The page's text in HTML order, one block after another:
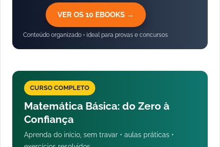
VER OS 10 EBOOKS →
Conteúdo organizado • ideal para provas e concursos
CURSO COMPLETO
Matemática Básica: do Zero à
Confiança
Aprenda do início, sem travar • aulas práticas •